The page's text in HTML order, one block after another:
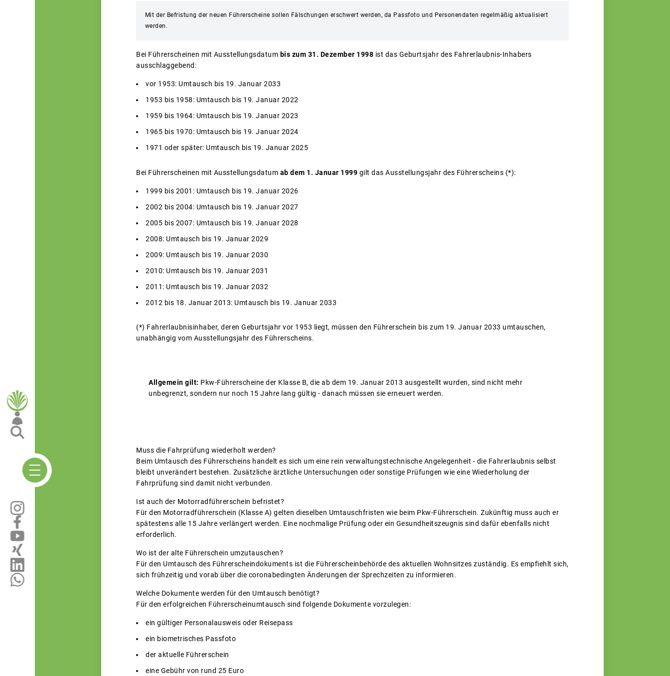
Mit der Befristung der neuen Führerscheine sollen Fälschungen erschwert werden, da Passfoto und Personendaten regelmäßig aktualisiert
werden.
Bei Führerscheinen mit Ausstellungsdatum bis zum 31. Dezember 1998 ist das Geburtsjahr des Fahrerlaubnis-Inhabers
ausschlaggebend:
vor 1953: Umtausch bis 19. Januar 2033
1953 bis 1958: Umtausch bis 19. Januar 2022
1959 bis 1964: Umtausch bis 19. Januar 2023
1965 bis 1970: Umtausch bis 19. Januar 2024
1971 oder später: Umtausch bis 19. Januar 2025
Bei Führerscheinen mit Ausstellungsdatum ab dem 1. Januar 1999 gilt das Ausstellungsjahr des Führerscheins (*):
1999 bis 2001: Umtausch bis 19. Januar 2026
2002 bis 2004: Umtausch bis 19. Januar 2027
2005 bis 2007: Umtausch bis 19. Januar 2028
2008: Umtausch bis 19. Januar 2029
2009: Umtausch bis 19. Januar 2030
2010: Umtausch bis 19. Januar 2031
2011: Umtausch bis 19. Januar 2032
2012 bis 18. Januar 2013: Umtausch bis 19. Januar 2033
(*) Fahrerlaubnisinhaber, deren Geburtsjahr vor 1953 liegt, müssen den Führerschein bis zum 19. Januar 2033 umtauschen,
unabhängig vom Ausstellungsjahr des Führerscheins.
Allgemein gilt: Pkw-Führerscheine der Klasse B, die ab dem 19. Januar 2013 ausgestellt wurden, sind nicht mehr
unbegrenzt, sondern nur noch 15 Jahre lang gültig - danach müssen sie erneuert werden.
Muss die Fahrprüfung wiederholt werden?
Beim Umtausch des Führerscheins handelt es sich um eine rein verwaltungstechnische Angelegenheit - die Fahrerlaubnis selbst
bleibt unverändert bestehen. Zusätzliche ärztliche Untersuchungen oder sonstige Prüfungen wie eine Wiederholung der
Fahrprüfung sind damit nicht verbunden.
Ist auch der Motorradführerschein befristet?
Für den Motorradführerschein (Klasse A) gelten dieselben Umtauschfristen wie beim Pkw-Führerschein. Zukünftig muss auch er
spätestens alle 15 Jahre verlängert werden. Eine nochmalige Prüfung oder ein Gesundheitszeugnis sind dafür ebenfalls nicht
erforderlich.
Wo ist der alte Führerschein umzutauschen?
Für den Umtausch des Führerscheindokuments ist die Führerscheinbehörde des aktuellen Wohnsitzes zuständig. Es empfiehlt sich,
sich frühzeitig und vorab über die coronabedingten Änderungen der Sprechzeiten zu informieren.
Welche Dokumente werden für den Umtausch benötigt?
Für den erfolgreichen Führerscheinumtausch sind folgende Dokumente vorzulegen:
ein gültiger Personalausweis oder Reisepass
ein biometrisches Passfoto
der aktuelle Führerschein
eine Gebühr von rund 25 Euro